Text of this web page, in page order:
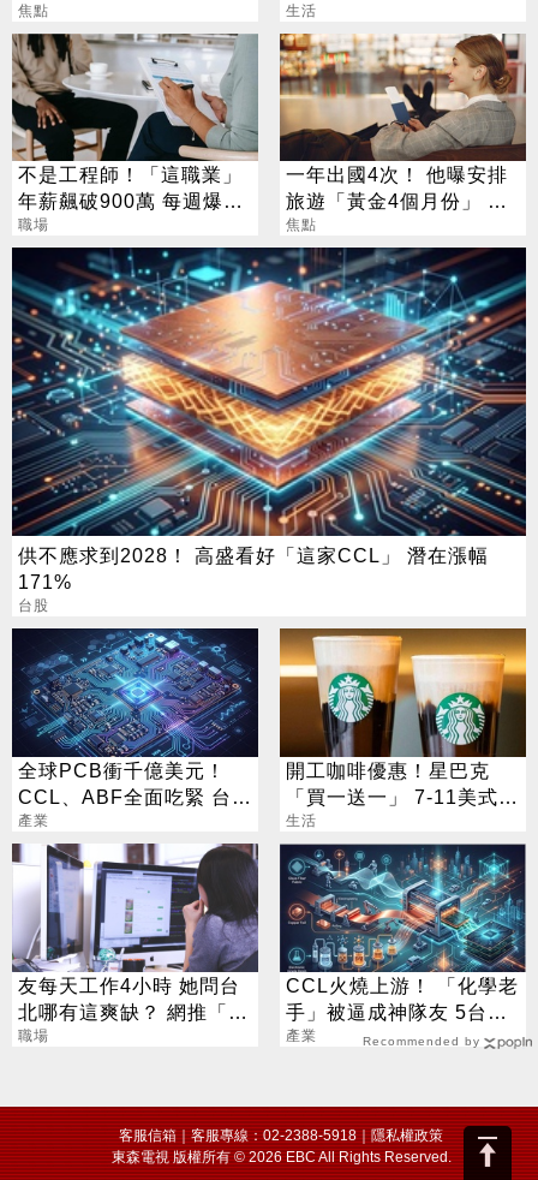
半導體迎新革命
焦點
招」最划算
生活
不是工程師！「這職業」
年薪飆破900萬 每週爆肝
70小時仍搶破頭
職場
一年出國4次！ 他曝安排
旅遊「黃金4個月份」 卡
對整年活在期待中
焦點
供不應求到2028！ 高盛看好「這家CCL」 潛在漲幅
171%
台股
全球PCB衝千億美元！
CCL、ABF全面吃緊 台廠
迎兆元商機
產業
開工咖啡優惠！星巴克
「買一送一」 7-11美式買
7送7
生活
友每天工作4小時 她問台
北哪有這爽缺？ 網推「這
一類」：1天只做10分鐘
職場
CCL火燒上游！ 「化學老
手」被逼成神隊友 5台廠
默默發財
產業 Recommended by
客服信箱｜客服專線：02-2388-5918｜隱私權政策
東森電視 版權所有 © 2026 EBC All Rights Reserved.